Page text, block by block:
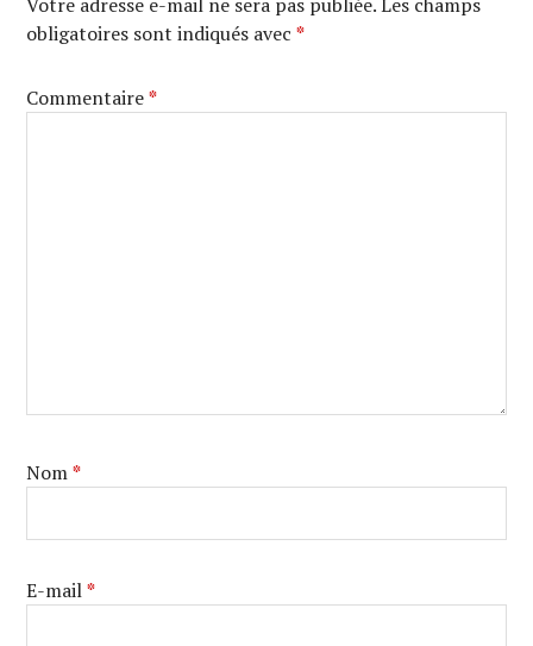
obligatoires sont indiqués avec*
Commentaire*
Nom*
E-mail*